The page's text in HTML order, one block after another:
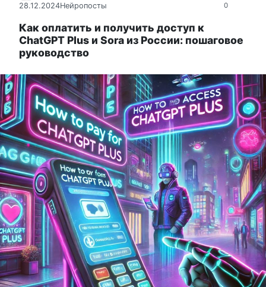
0
28.12.2024Нейропосты
Как оплатить и получить доступ к
ChatGPT Plus и Sora из России: пошаговое
руководство